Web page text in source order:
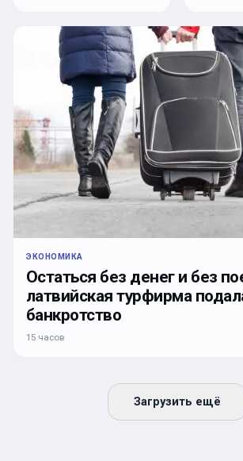
ЭКОНОМИКА
Остаться без денег и без
латвийская турфирма
банкротство
15 часов
Загрузить ещё